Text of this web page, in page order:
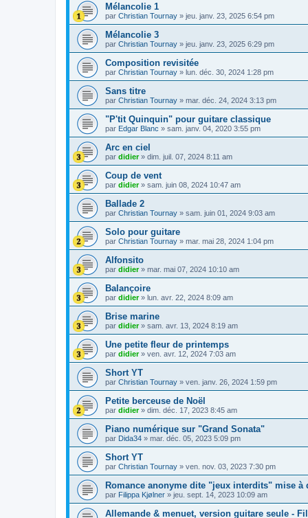
Mélancolie 1
par Christian Tournay » jeu. janv. 23, 2025 6:54 pm
Mélancolie 3
par Christian Tournay » jeu. janv. 23, 2025 6:29 pm
Composition revisitée
par Christian Tournay » lun. déc. 30, 2024 1:28 pm
Sans titre
par Christian Tournay » mar. déc. 24, 2024 3:13 pm
"P'tit Quinquin" pour guitare classique
par Edgar Blanc » sam. janv. 04, 2020 3:55 pm
Arc en ciel
par didier» dim. juil. 07, 2024 8:11 am
Coup de vent
par didier» sam. juin 08, 2024 10:47 am
Ballade 2
par Christian Tournay » sam. juin 01, 2024 9:03 am
Solo pour guitare
par Christian Tournay » mar. mai 28, 2024 1:04 pm
Alfonsito
par didier» mar. mai 07, 2024 10:10 am
Balançoire
par didier» lun. avr. 22, 2024 8:09 am
Brise marine
par didier» sam. avr. 13, 2024 8:19 am
Une petite fleur de printemps
par didier» ven. avr. 12, 2024 7:03 am
Short YT
par Christian Tournay » ven. janv. 26, 2024 1:59 pm
Petite berceuse de Noël
par didier» dim. déc. 17, 2023 8:45 am
Piano numérique sur "Grand Sonata"
par Dida34 » mar. déc. 05, 2023 5:09 pm
Short YT
par Christian Tournay » ven. nov. 03, 2023 7:30 pm
Romance anonyme dite "jeux interdits" mise
par Filippa Kjølner » jeu. sept. 14, 2023 10:09 am
Allemande & menuet, version guitare seule -